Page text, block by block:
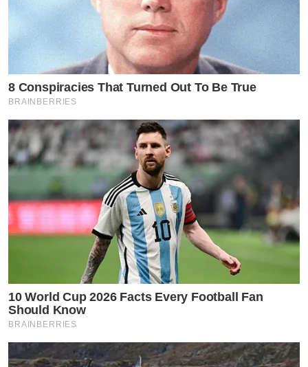
เพจดังแฉต่อ พฤติกรรมเจ้าชายกบ
หลอกราพันเซลหลงรัก ใช้ปั่นกระแสเพื่อ
ธุรกิจตัวเอง
by TVPOOL ONLINE
8 Conspiracies That Turned Out To Be True
BRAINBERRIES
10 World Cup 2026 Facts Every Football Fan
Should Know
BRAINBERRIES